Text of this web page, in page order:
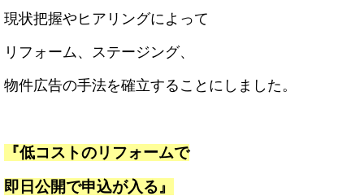
現状把握やヒアリングによって
リフォーム、ステージング、
物件広告の手法を確立することにしました。
『低コストのリフォームで
即日公開で申込が入る』